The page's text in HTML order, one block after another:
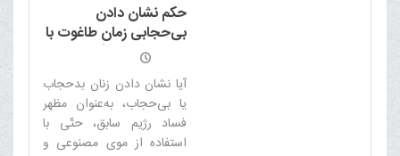
حکم نشان دادن
بی‌حجابی زمان طاغوت با
استفاده از کلاه‌گیس
آیا نشان دادن زنان بدحجاب
یا بی‌حجاب، به‌عنوان مظهر
فساد رژیم سابق، حتّى با
استفاده از موى مصنوعى و